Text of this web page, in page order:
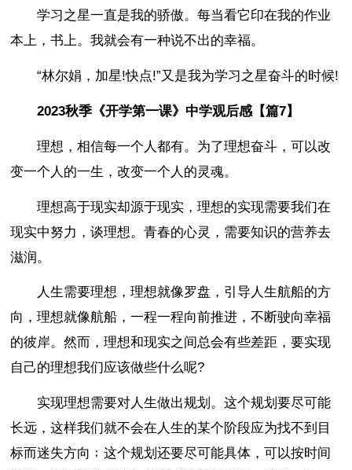
学习之星一直是我的骄傲。每当看它印在我的作业
本上，书上。我就会有一种说不出的幸福。
“林尔娟，加星!快点!”又是我为学习之星奋斗的时候!
2023秋季《开学第一课》中学观后感【篇7】
理想，相信每一个人都有。为了理想奋斗，可以改
变一个人的一生，改变一个人的灵魂。
理想高于现实却源于现实，理想的实现需要我们在
现实中努力，谈理想。青春的心灵，需要知识的营养去
滋润。
人生需要理想，理想就像罗盘，引导人生航船的方
向，理想就像航船，一程一程向前推进，不断驶向幸福
的彼岸。然而，理想和现实之间总会有些差距，要实现
自己的理想我们应该做些什么呢?
实现理想需要对人生做出规划。这个规划要尽可能
长远，这样我们就不会在人生的某个阶段应为找不到目
标而迷失方向﹔这个规划还要尽可能具体，可以按时间